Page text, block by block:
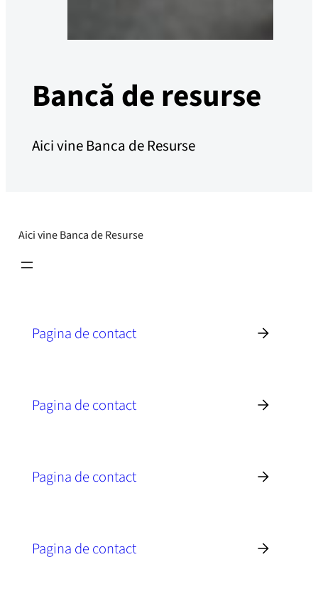
Bancă de resurse
Aici vine Banca de Resurse
Aici vine Banca de Resurse
Pagina de contact
Pagina de contact
Pagina de contact
Pagina de contact